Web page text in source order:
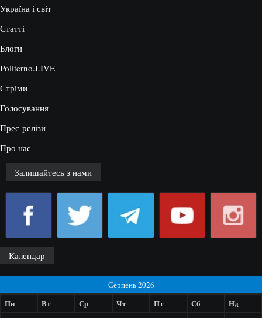
Україна і світ
Статті
Блоги
Politerno.LIVE
Стріми
Голосування
Прес-релізи
Про нас
Залишайтесь з нами
Календар
Серпень 2026
Пн Вт Ср Чт Пт Сб Нд